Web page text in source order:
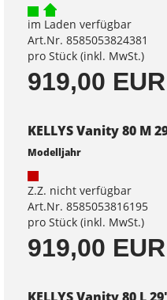
im Laden verfügbar
Art.Nr. 8585053824381
pro Stück (inkl. MwSt.)
919,00 EUR
KELLYS Vanity 80 M
Modelljahr
Z.Z. nicht verfügbar
Art.Nr. 8585053816195
pro Stück (inkl. MwSt.)
919,00 EUR